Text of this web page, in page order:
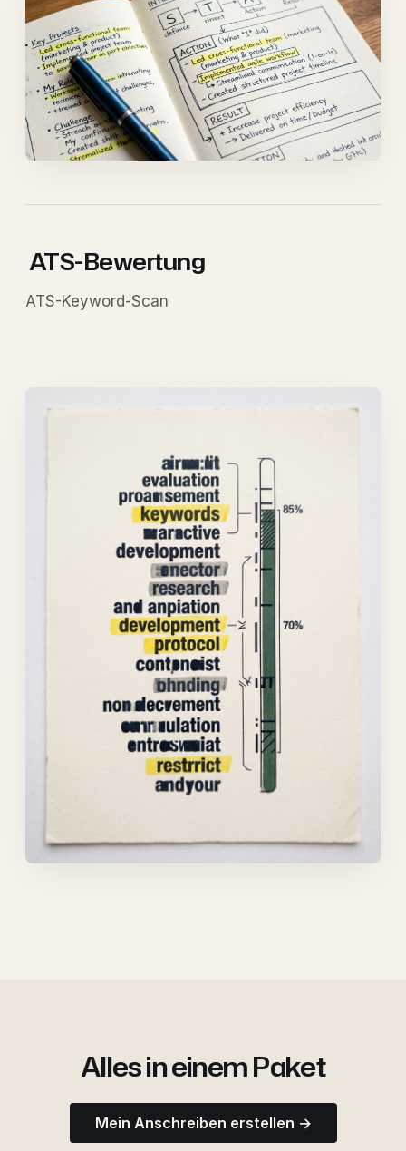
ATS-Bewertung
ATS-Keyword-Scan
Alles in einem Paket
Mein Anschreiben erstellen →